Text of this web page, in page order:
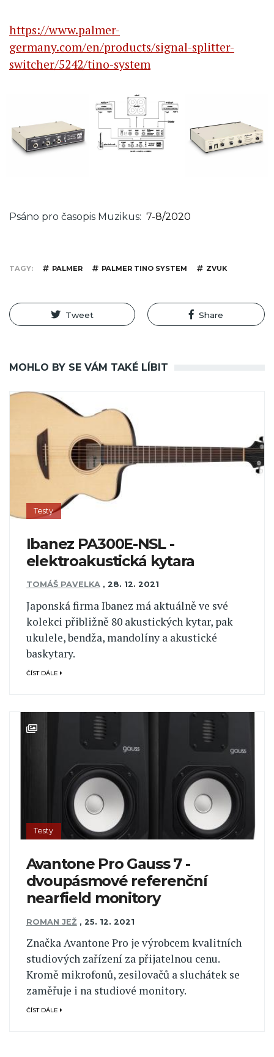
https://www.palmer-
germany.com/en/products/signal-splitter-
switcher/5242/tino-system
Psáno pro časopis Muzikus 7-8/2020
TAGY PALMER PALMER TINO SYSTEM ZVUK
Tweet Share
MOHLO BY SE VÁM TAKÉ LÍBIT
Testy
Ibanez PA300E-NSL -
elektroakustická kytara
TOMÁŠ PAVELKA , 28. 12. 2021
Japonská firma Ibanez má aktuálně ve své
kolekci přibližně 80 akustických kytar, pak
ukulele, bendža, mandolíny a akustické
baskytary.
ČÍST DÁLE
Testy
Avantone Pro Gauss 7 -
dvoupásmové referenční
nearfield monitory
ROMAN JEŽ , 25. 12. 2021
Značka Avantone Pro je výrobcem kvalitních
studiových zařízení za přijatelnou cenu.
Kromě mikrofonů, zesilovačů a sluchátek se
zaměřuje i na studiové monitory.
ČÍST DÁLE